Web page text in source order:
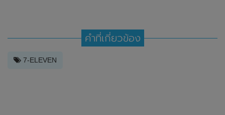
คำที่เกี่ยวข้อง
7-ELEVEN